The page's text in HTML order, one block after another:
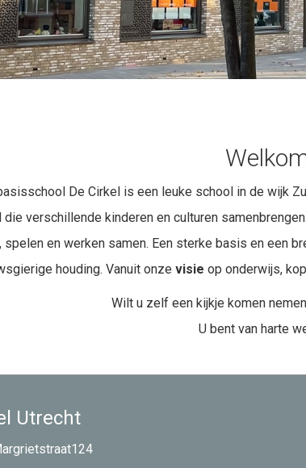
De Cirkel is een leuke school in de wijk
die verschillende kinderen en culturen
spelen en werken samen. Een sterke basis en een
houding. Vanuit onze visie op onderwijs,
Wilt u zelf een kijkje komen
U bent van harte
Utrecht